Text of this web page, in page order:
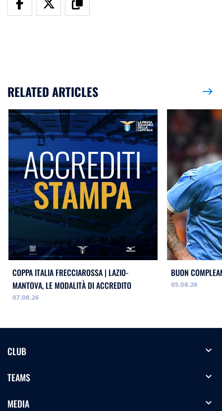
RELATED ARTICLES east
COPPA ITALIA FRECCIAROSSA | LAZIO-
MANTOVA, LE MODALITÀ DI ACCREDITO
07.08.26
BUON
05.08.26
CLUB expand_more
TEAMS expand_more
MEDIA expand_more